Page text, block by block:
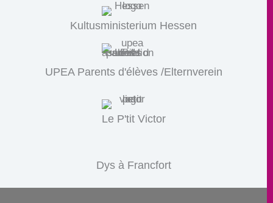
Kultusministerium Hessen
UPEA Parents d'élèves /Elternverein
Le P'tit Victor
Dys à Francfort